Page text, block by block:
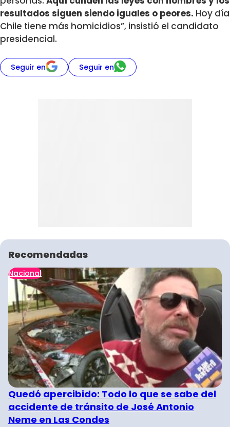
resultados siguen siendo iguales o peores. Hoy día
Chile tiene más homicidios”, insistió el candidato
presidencial.
Seguir en Seguir en
Recomendadas
Nacional
Quedó apercibido: Todo lo que se sabe del
accidente de tránsito de José Antonio
Neme en Las Condes